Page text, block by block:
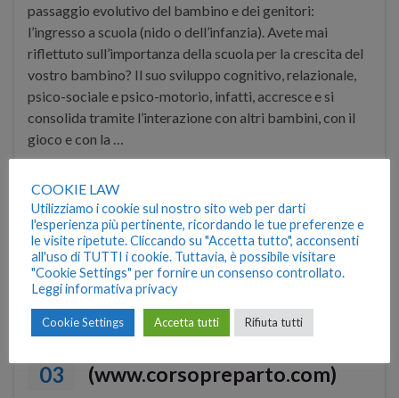
passaggio evolutivo del bambino e dei genitori:
l’ingresso a scuola (nido o dell’infanzia). Avete mai
riflettuto sull’importanza della scuola per la crescita del
vostro bambino? Il suo sviluppo cognitivo, relazionale,
psico-sociale e psico-motorio, infatti, accresce e si
consolida tramite l’interazione con altri bambini, con il
gioco e con la …
Continua a leggere
ansia separazione,ingresso scuola,nido,psicologia,
psicologia infanzia ,scuola infanzia,sostegno genitorialità
sviluppo bambino
03
(www.corsopreparto.com)
COOKIE LAW
Utilizziamo i cookie sul nostro sito web per darti
l'esperienza più pertinente, ricordando le tue preferenze e
le visite ripetute. Cliccando su "Accetta tutto", acconsenti
all'uso di TUTTI i cookie. Tuttavia, è possibile visitare
"Cookie Settings" per fornire un consenso controllato.
Leggi informativa privacy
Cookie Settings Accetta tutti Rifiuta tutti